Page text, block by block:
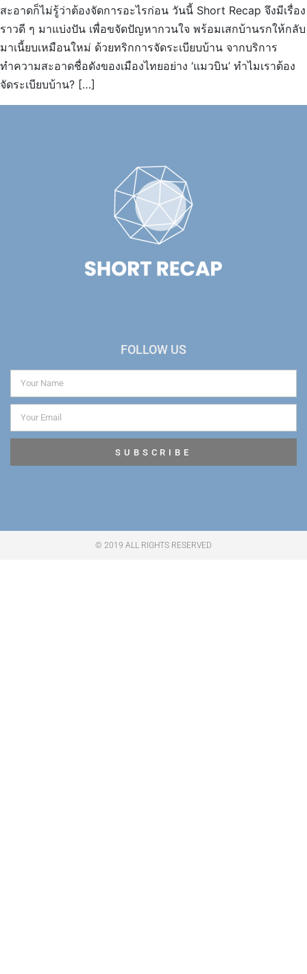
สะอาดก็ไม่รู้ว่าต้องจัดการอะไรก่อน วันนี้ Short Recap จึงมีเรื่อง
ราวดี ๆ มาแบ่งปัน เพื่อขจัดปัญหากวนใจ พร้อมเสกบ้านรกให้กลับ
มาเนี้ยบเหมือนใหม่ ด้วยทริกการจัดระเบียบบ้าน จากบริการ
ทำความสะอาดชื่อดังของเมืองไทยอย่าง ‘แมวบิน’ ทำไมเราต้อง
จัดระเบียบบ้าน? […]
FOLLOW US
SUBSCRIBE
© 2019 ALL RIGHTS RESERVED​